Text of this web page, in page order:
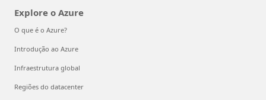
Explore o Azure
O que é o Azure?
Introdução ao Azure
Infraestrutura global
Regiões do datacenter